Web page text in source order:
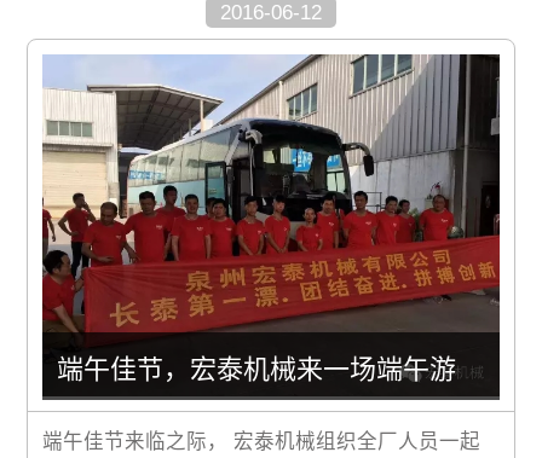
2016-06-12
端午佳节，宏泰机械来一场端午游
端午佳节来临之际， 宏泰机械组织全厂人员一起